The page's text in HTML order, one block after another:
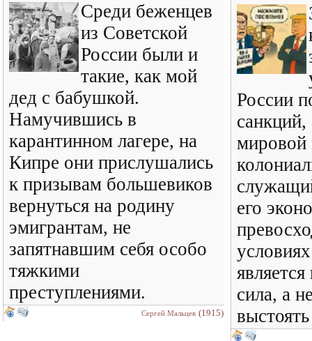
Среди беженцев
из Советской
России были и
такие, как мой
дед с бабушкой.
Намучившись в
карантинном лагере, на
Кипре они прислушались
к призывам большевиков
вернуться на родину
эмигрантам, не
запятнавшим себя особо
тяжкими
преступлениями.
Сергей Мальцев (1915)
России
санкций,
мировой
его
сила, а